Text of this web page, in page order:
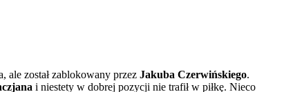
ale został zablokowany przez Jakuba Czerwińskiego.
i niestety w dobrej pozycji nie trafił w piłkę. Nieco